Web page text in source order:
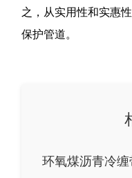
之，从实用性和实惠
保护管道。
环氧煤沥青冷